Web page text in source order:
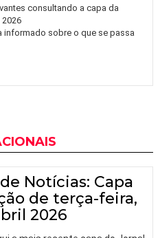
consultando a capa da
informado sobre o que se passa
Notícias: Capa
de terça-feira,
2026